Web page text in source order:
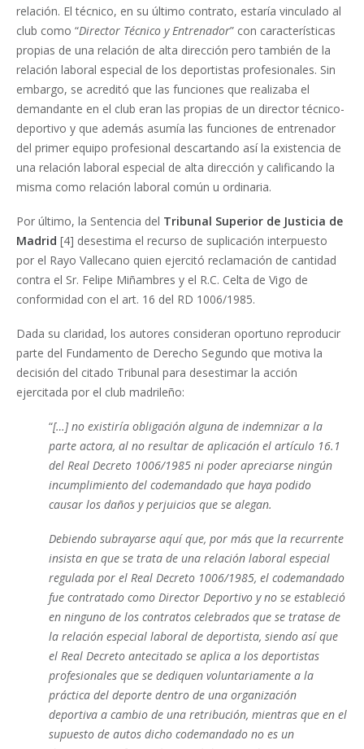
relación. El técnico, en su último contrato, estaría vinculado al
club como “Director Técnico y Entrenador” con características
propias de una relación de alta dirección pero también de la
relación laboral especial de los deportistas profesionales. Sin
embargo, se acreditó que las funciones que realizaba el
demandante en el club eran las propias de un director técnico-
deportivo y que además asumía las funciones de entrenador
del primer equipo profesional descartando así la existencia de
una relación laboral especial de alta dirección y calificando la
misma como relación laboral común u ordinaria.
Por último, la Sentencia del Tribunal Superior de Justicia de
Madrid [4] desestima el recurso de suplicación interpuesto
por el Rayo Vallecano quien ejercitó reclamación de cantidad
contra el Sr. Felipe Miñambres y el R.C. Celta de Vigo de
conformidad con el art. 16 del RD 1006/1985.
Dada su claridad, los autores consideran oportuno reproducir
parte del Fundamento de Derecho Segundo que motiva la
decisión del citado Tribunal para desestimar la acción
ejercitada por el club madrileño:
“[…] no existiría obligación alguna de indemnizar a la
parte actora, al no resultar de aplicación el artículo 16.1
del Real Decreto 1006/1985 ni poder apreciarse ningún
incumplimiento del codemandado que haya podido
causar los daños y perjuicios que se alegan.
Debiendo subrayarse aquí que, por más que la recurrente
insista en que se trata de una relación laboral especial
regulada por el Real Decreto 1006/1985, el codemandado
fue contratado como Director Deportivo y no se estableció
en ninguno de los contratos celebrados que se tratase de
la relación especial laboral de deportista, siendo así que
el Real Decreto antecitado se aplica a los deportistas
profesionales que se dediquen voluntariamente a la
práctica del deporte dentro de una organización
deportiva a cambio de una retribución, mientras que en el
supuesto de autos dicho codemandado no es un